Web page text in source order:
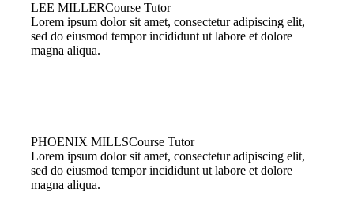
LEE MILLERCourse Tutor
Lorem ipsum dolor sit amet, consectetur adipiscing elit,
sed do eiusmod tempor incididunt ut labore et dolore
magna aliqua.
PHOENIX MILLSCourse Tutor
Lorem ipsum dolor sit amet, consectetur adipiscing elit,
sed do eiusmod tempor incididunt ut labore et dolore
magna aliqua.